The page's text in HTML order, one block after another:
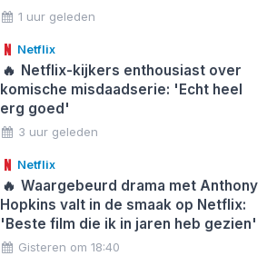
1 uur geleden
Netflix
🔥 Netflix-kijkers enthousiast over
komische misdaadserie: 'Echt heel
erg goed'
3 uur geleden
Netflix
🔥 Waargebeurd drama met Anthony
Hopkins valt in de smaak op Netflix:
'Beste film die ik in jaren heb gezien'
Gisteren om 18:40